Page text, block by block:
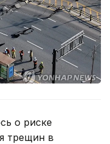
о риске
трещин в